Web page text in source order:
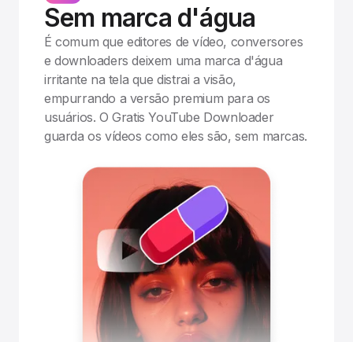
Sem marca d'água
É comum que editores de vídeo, conversores
e downloaders deixem uma marca d'água
irritante na tela que distrai a visão,
empurrando a versão premium para os
usuários. O Gratis YouTube Downloader
guarda os vídeos como eles são, sem marcas.